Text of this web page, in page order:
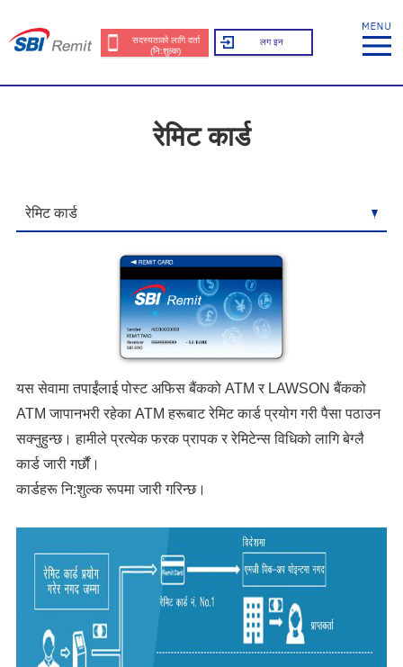
सदस्यताको लागि दर्ता
(नि:शुल्क)
लग इन
रेमिट कार्ड
यस सेवामा तपाईंलाई पोस्ट अफिस बैंकको ATM र LAWSON बैंकको
ATM जापानभरी रहेका ATM हरूबाट रेमिट कार्ड प्रयोग गरी पैसा पठाउन
सक्नुहुन्छ। हामीले प्रत्येक फरक प्रापक र रेमिटेन्स विधिको लागि बेग्लै
कार्ड जारी गर्छौं।
कार्डहरू नि:शुल्क रूपमा जारी गरिन्छ।